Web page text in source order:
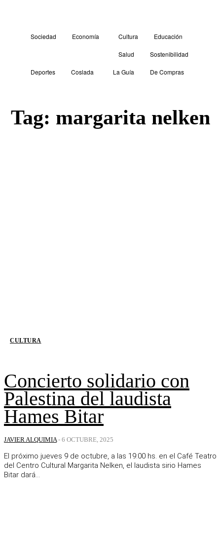
Sociedad Economía Cultura Educación
Salud Sostenibilidad
Deportes Coslada La Guía De Compras
Tag: margarita nelken
CULTURA
Concierto solidario con
Palestina del laudista
Hames Bitar
JAVIER ALQUIMIA - 6 OCTUBRE, 2025
El próximo jueves 9 de octubre, a las 19:00 hs. en el Café Teatro
del Centro Cultural Margarita Nelken, el laudista sirio Hames
Bitar dará...